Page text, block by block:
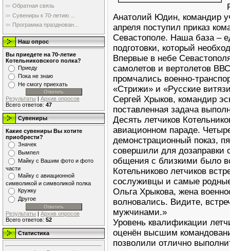
Обратная связь
Сувениры к 70-летию ...
Программа празднован...
Наш опрос
Вы приедете на 70-летие
Котельниковского полка?
Приеду
Пока не знаю
Не смогу приехать
Результаты | Архив опросов
Всего ответов: 47
Сувениры
Какие сувениры Вы хотите
приобрести?
Значек
Вымпел
Майку с Вашим фото и фото
части
Майку с авиационной
символикой и символикой полка
Кружку
Другое
Результаты | Архив опросов
Всего ответов: 52
Статистика
Анатолий Юдин, командир
апреля поступил приказ
Севастополе. Наша база –
подготовки, который
Впервые в небе
самолетов и вертолетов
промчались военно-
«Стрижи» и «Русские
Сергей Хрыков, командир
поставленная задача
Десять летчиков
авиационном параде.
демонстрационный показ,
совершили для дозаправки
общения с близкими было
Котельниково летчиков
сослуживцы и самые
Ольга Хрыкова, жена
волновались. Видите,
мужчинами.»
Уровень квалификации
оценён высшим
позволили отлично